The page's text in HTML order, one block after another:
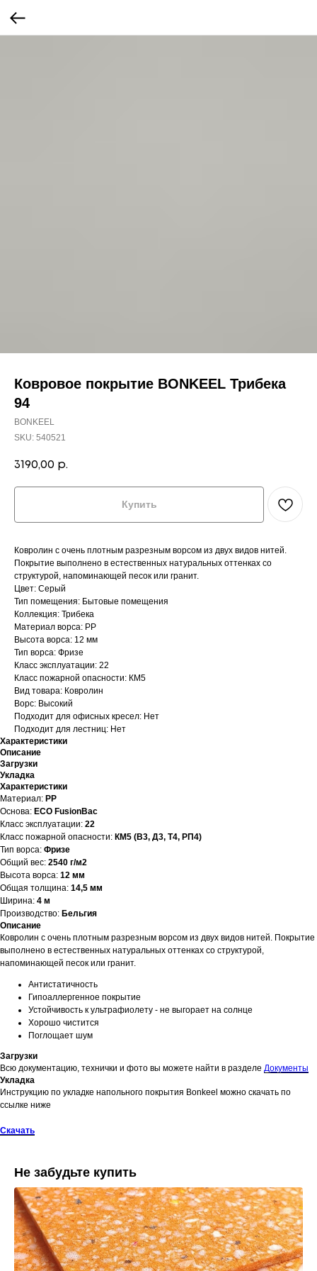
Ковровое покрытие BONKEEL Трибека
94
BONKEEL
SKU: 540521
3190,00 р.
Купить
Ковролин с очень плотным разрезным ворсом из двух видов нитей.
Покрытие выполнено в естественных натуральных оттенках со
структурой, напоминающей песок или гранит.
Цвет: Серый
Тип помещения: Бытовые помещения
Коллекция: Трибека
Материал ворса: PP
Высота ворса: 12 мм
Тип ворса: Фризе
Класс эксплуатации: 22
Класс пожарной опасности: КМ5
Вид товара: Ковролин
Ворс: Высокий
Подходит для офисных кресел: Нет
Подходит для лестниц: Нет
Характеристики
Описание
Загрузки
Укладка
Характеристики
Материал: PP
Основа: ECO FusionBac
Класс эксплуатации: 22
Класс пожарной опасности: КМ5 (В3, Д3, Т4, РП4)
Тип ворса: Фризе
Общий вес: 2540 г/м2
Высота ворса: 12 мм
Общая толщина: 14,5 мм
Ширина: 4 м
Производство: Бельгия
Описание
Ковролин с очень плотным разрезным ворсом из двух видов нитей. Покрытие
выполнено в естественных натуральных оттенках со структурой,
напоминающей песок или гранит.
Антистатичность
Гипоаллергенное покрытие
Устойчивость к ультрафиолету - не выгорает на солнце
Хорошо чистится
Поглощает шум
Загрузки
Всю документацию, технички и фото вы можете найти в разделе Документы
Укладка
Инструкцию по укладке напольного покрытия Bonkeel можно скачать по
ссылке ниже
Скачать
Не забудьте купить